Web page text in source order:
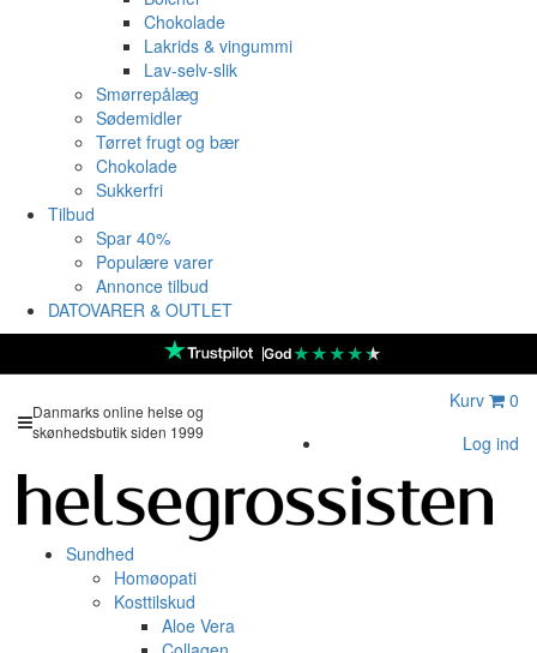
Chokolade
Lakrids & vingummi
Lav-selv-slik
Smørrepålæg
Sødemidler
Tørret frugt og bær
Chokolade
Sukkerfri
Tilbud
Spar 40%
Populære varer
Annonce tilbud
DATOVARER & OUTLET
God★★★★★
Danmarks online helse og
skønhedsbutik siden 1999
Kurv
0
Log ind
Sundhed
Homøopati
Kosttilskud
Aloe Vera